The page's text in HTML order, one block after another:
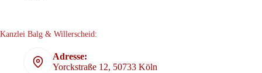
Kanzlei Balg & Willerscheid:
Adresse:
Yorckstraße 12, 50733 Köln